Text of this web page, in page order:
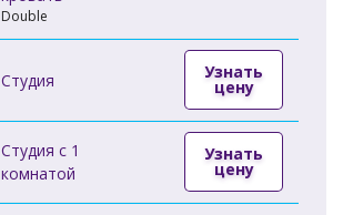
Double
Студия Узнать
цену
Студия c 1
комнатой
Узнать
цену